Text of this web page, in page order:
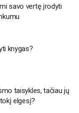
savo vertę įrodyti
knygas?
taisykles, tačiau jų
elgesį?